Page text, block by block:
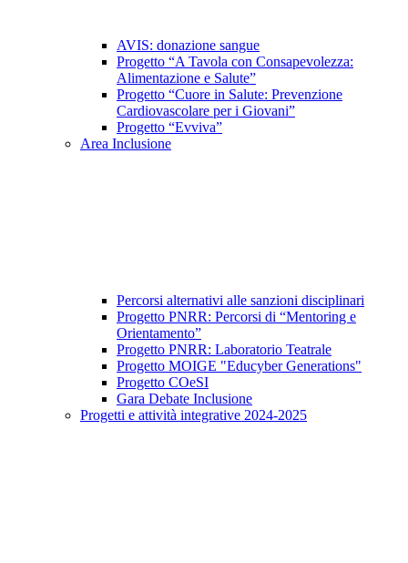
AVIS: donazione sangue
Progetto “A Tavola con Consapevolezza:
Alimentazione e Salute”
Progetto “Cuore in Salute: Prevenzione
Cardiovascolare per i Giovani”
Progetto “Evviva”
Area Inclusione
Percorsi alternativi alle sanzioni disciplinari
Progetto PNRR: Percorsi di “Mentoring e
Orientamento”
Progetto PNRR: Laboratorio Teatrale
Progetto MOIGE "Educyber Generations"
Progetto COeSI
Gara Debate Inclusione
Progetti e attività integrative 2024-2025